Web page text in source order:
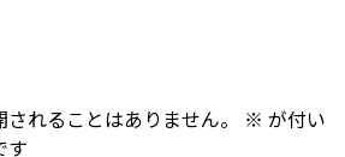
れることはありません。 ※ が付い
す